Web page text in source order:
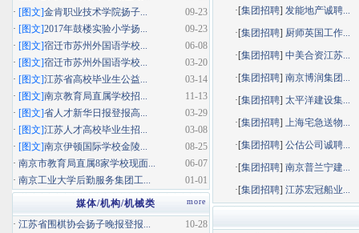
·[集团招聘]发能地产诚聘...
·[集团招聘] 厨师英国工作...
·[集团招聘]中美合资江苏...
·[集团招聘]南京博润集团...
·[集团招聘]太平洋建设集...
·[集团招聘]上海宅急送物...
·[集团招聘]公估公司诚聘...
·[集团招聘]南京普兰宁建...
·[集团招聘]江苏宏冠船业...
09-23
· [图文]金肯职业技术学院扬子...
09-23
· [图文]2017年鼓楼实验小学扬...
06-08
· [图文]宿迁市苏州外国语学校...
03-20
· [图文]宿迁市苏州外国语学校...
03-14
· [图文]江苏省高校毕业生公益...
11-13
· [图文]南京教育局直属学校招...
03-29
· [图文]省人才新华日报登报高...
03-08
· [图文]江苏人才高校毕业生招...
08-25
· [图文]南京伊顿国际学校金陵...
06-07
· 南京市教育局直属8家学校现面...
01-01
· 南京工业大学后勤服务集团工...
more
媒体/机构/机械类
10-28
· 江苏省围棋协会扬子晚报登报...